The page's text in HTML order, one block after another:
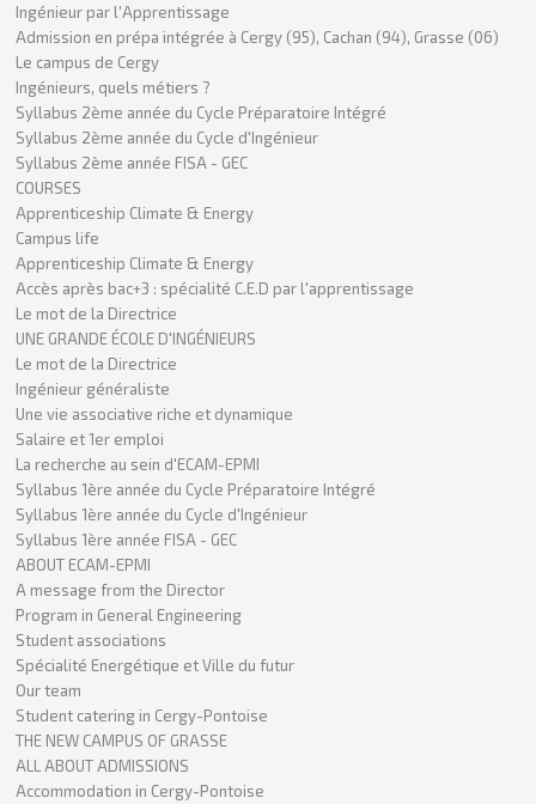
Ingénieur par l'Apprentissage
Admission en prépa intégrée à Cergy (95), Cachan (94), Grasse (06)
Le campus de Cergy
Ingénieurs, quels métiers ?
Syllabus 2ème année du Cycle Préparatoire Intégré
Syllabus 2ème année du Cycle d'Ingénieur
Syllabus 2ème année FISA - GEC
COURSES
Apprenticeship Climate & Energy
Campus life
Apprenticeship Climate & Energy
Accès après bac+3 : spécialité C.E.D par l'apprentissage
Le mot de la Directrice
UNE GRANDE ÉCOLE D'INGÉNIEURS
Le mot de la Directrice
Ingénieur généraliste
Une vie associative riche et dynamique
Salaire et 1er emploi
La recherche au sein d'ECAM-EPMI
Syllabus 1ère année du Cycle Préparatoire Intégré
Syllabus 1ère année du Cycle d'Ingénieur
Syllabus 1ère année FISA - GEC
ABOUT ECAM-EPMI
A message from the Director
Program in General Engineering
Student associations
Spécialité Energétique et Ville du futur
Our team
Student catering in Cergy-Pontoise
THE NEW CAMPUS OF GRASSE
ALL ABOUT ADMISSIONS
Accommodation in Cergy-Pontoise